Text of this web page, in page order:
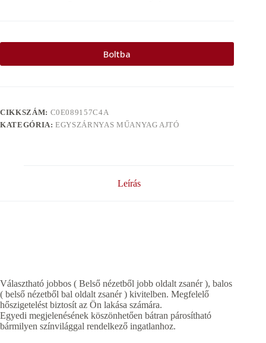
Boltba
CIKKSZÁM: C0E089157C4A
KATEGÓRIA:EGYSZÁRNYAS MŰANYAG AJTÓ
Leírás
Választható jobbos ( Belső nézetből jobb oldalt zsanér ), balos
( belső nézetből bal oldalt zsanér ) kivitelben. Megfelelő
hőszigetelést biztosít az Ön lakása számára.
Egyedi megjelenésének köszönhetően bátran párosítható
bármilyen színvilággal rendelkező ingatlanhoz.